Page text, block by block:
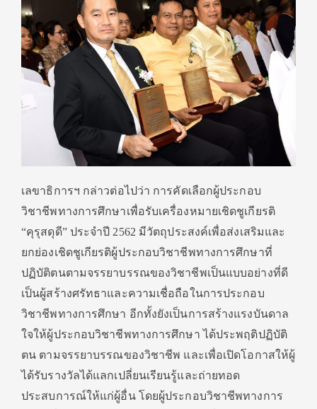
เลขาธิการฯ กล่าวต่อไปว่า การคัดเลือกผู้ประกอบ
วิชาชีพทางการศึกษาเพื่อรับเครื่องหมายเชิดชูเกียรติ
“คุรุสดุดี” ประจําปี 2562 มีวัตถุประสงค์เพื่อส่งเสริมและ
ยกย่องเชิดชูเกียรติผู้ประกอบวิชาชีพทางการศึกษาที่
ปฏิบัติตนตามจรรยาบรรณของวิชาชีพเป็นแบบอย่างที่ดี
เป็นผู้สร้างศรัทธาและความเชื่อถือในการประกอบ
วิชาชีพทางการศึกษา อีกทั้งยังเป็นการสร้างแรงบันดาล
ใจให้ผู้ประกอบวิชาชีพทางการศึกษา ได้ประพฤติปฏิบัติ
ตน ตามจรรยาบรรณของวิชาชีพ และเพื่อเปิดโอกาสให้ผู้
ได้รับรางวัลได้แลกเปลี่ยนเรียนรู้และถ่ายทอด
ประสบการณ์ให้แก่ผู้อื่น โดยผู้ประกอบวิชาชีพทางการ